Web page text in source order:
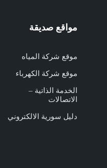
مواقع صديقة
موقع شركة المياه
موقع شركة الكهرباء
الخدمة الذاتية –
الاتصالات
دليل سورية الالكتروني